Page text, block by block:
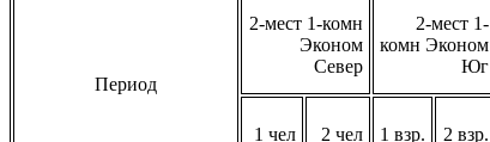
Период
2-мест 1-комн
Эконом
Север
2-мест 1-
комн Эконом
Юг
1 чел 2 чел 1 взр. 2 взр.